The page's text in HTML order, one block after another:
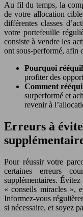
Au fil du temps, la
de votre allocation
différentes classes
votre portefeuille
consiste à vendre les
ont sous-performé, afin
Pourquoi
profiter des
Comment
surperformé et
revenir à
Erreurs à
Pour réussir votre
certaines erreurs
supplémentaires.
« conseils miracles »,
Informez-vous
si nécessaire, et soyez